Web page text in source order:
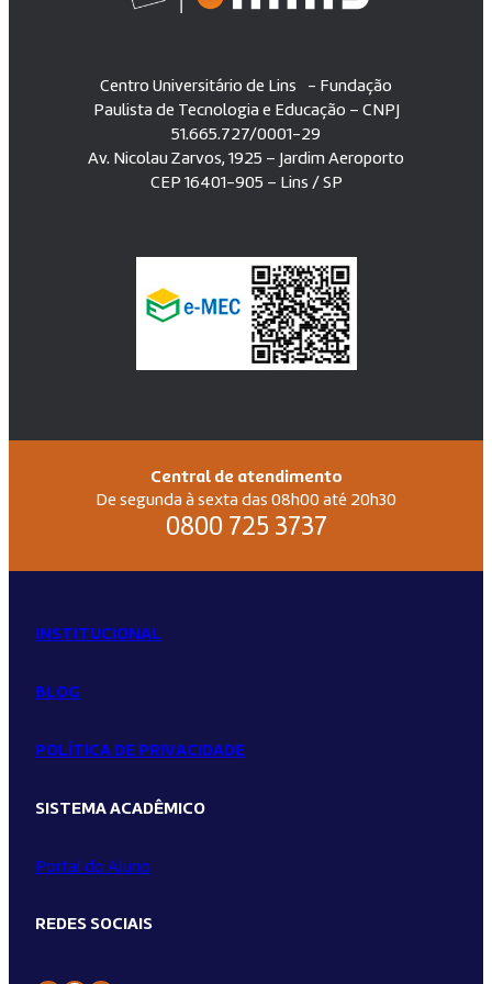
Centro Universitário de Lins - Fundação
Paulista de Tecnologia e Educação – CNPJ
51.665.727/0001-29
Av. Nicolau Zarvos, 1925 – Jardim Aeroporto
CEP 16401-905 – Lins / SP
Central de atendimento
De segunda à sexta das 08h00 até 20h30
0800 725 3737
INSTITUCIONAL
BLOG
POLÍTICA DE PRIVACIDADE
SISTEMA ACADÊMICO
Portal do Aluno
REDES SOCIAIS